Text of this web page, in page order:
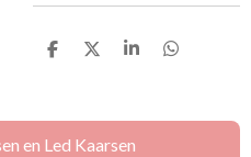
D
n
D
S
e
D
n
en Led Kaarsen